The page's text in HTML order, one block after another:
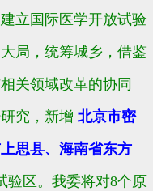
立国际医学开放试验
局，统筹城乡，借鉴
关领域改革的协同
究，新增 北京市密
思县、海南省东方
验区。我委将对8个原